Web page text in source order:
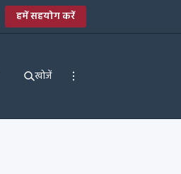
हमें सहयोग करें
खोजें